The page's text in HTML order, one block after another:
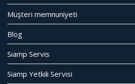
Müşteri memnuniyeti
Blog
Siamp Servis
Siamp Yetkili Servisi